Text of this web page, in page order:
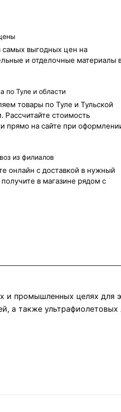
самых выгодных цен на
и отделочные материалы
по Туле и области
товары по Туле и Тульской
Рассчитайте стоимость
прямо на сайте при
из филиалов
онлайн с доставкой в нужный
в магазине рядом с
и промышленных целях для
а также ультрафиолетовых